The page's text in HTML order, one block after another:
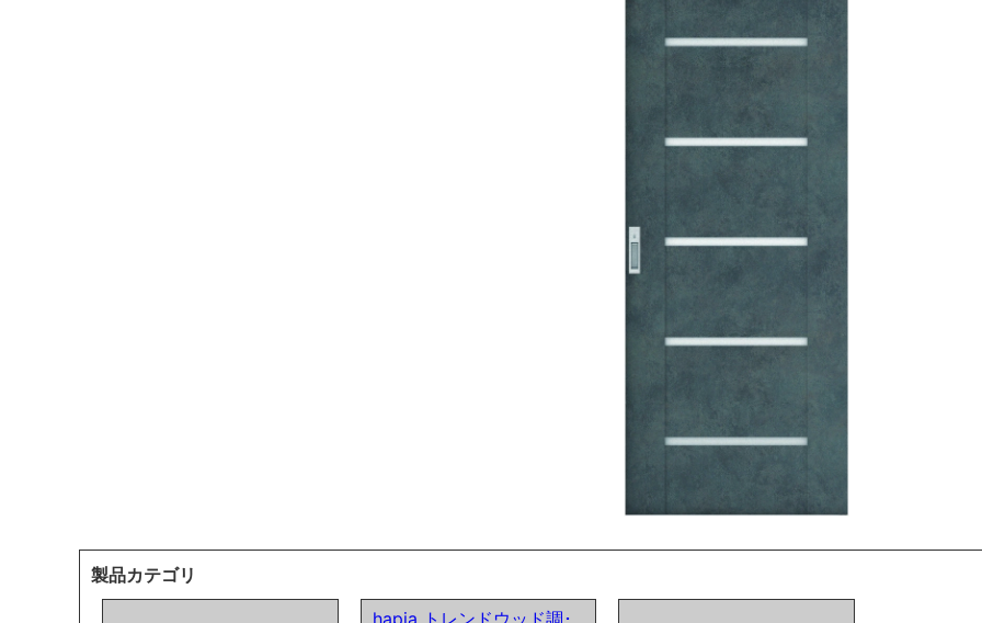
製品カテゴリ
hapia トレンドウッド調･